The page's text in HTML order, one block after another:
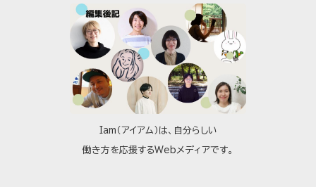
Iam（アイアム）は、自分らしい
働き方を応援するWebメディアです。